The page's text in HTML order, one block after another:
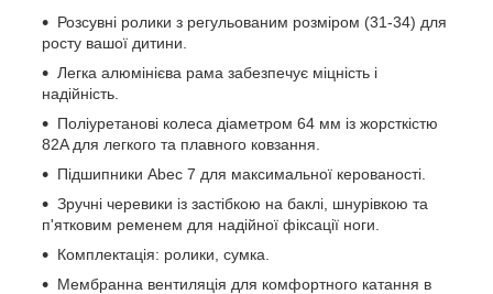
Розсувні ролики з регульованим розміром (31-34) для
росту вашої дитини.
Легка алюмінієва рама забезпечує міцність і
надійність.
Поліуретанові колеса діаметром 64 мм із жорсткістю
82A для легкого та плавного ковзання.
Підшипники Abec 7 для максимальної керованості.
Зручні черевики із застібкою на баклі, шнурівкою та
п'ятковим ременем для надійної фіксації ноги.
Комплектація: ролики, сумка.
Мембранна вентиляція для комфортного катання в